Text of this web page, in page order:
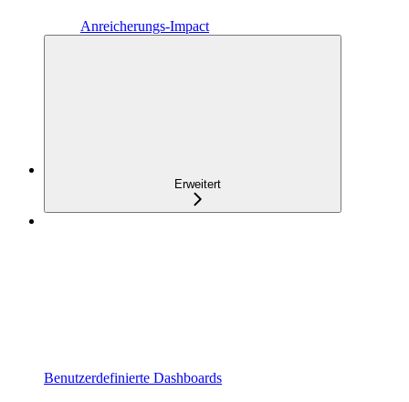
Anreicherungs-Impact
Erweitert
Benutzerdefinierte Dashboards